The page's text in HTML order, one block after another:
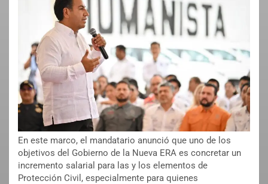
En este marco, el mandatario anunció que uno de los
objetivos del Gobierno de la Nueva ERA es concretar un
incremento salarial para las y los elementos de
Protección Civil, especialmente para quienes